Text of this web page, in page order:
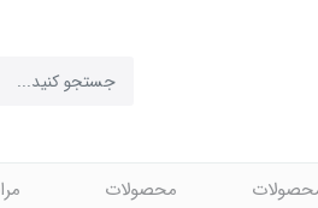
محصولات